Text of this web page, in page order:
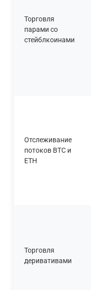
Торговля
парами со
стейблкоинами
Отслеживание
потоков BTC и
ETH
Торговля
деривативами